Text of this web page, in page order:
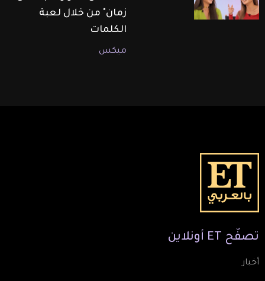
زمان" من خلال لعبة
الكلمات
ميكس
تصفّح ET أونلاين
أخبار